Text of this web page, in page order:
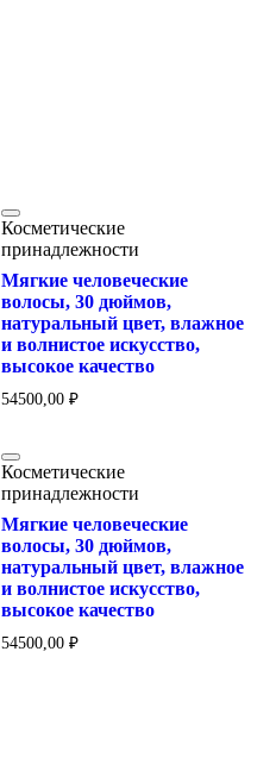
Косметические
принадлежности
Мягкие человеческие
волосы, 30 дюймов,
натуральный цвет, влажное
и волнистое искусство,
высокое качество
54500,00 ₽
Косметические
принадлежности
Мягкие человеческие
волосы, 30 дюймов,
натуральный цвет, влажное
и волнистое искусство,
высокое качество
54500,00 ₽